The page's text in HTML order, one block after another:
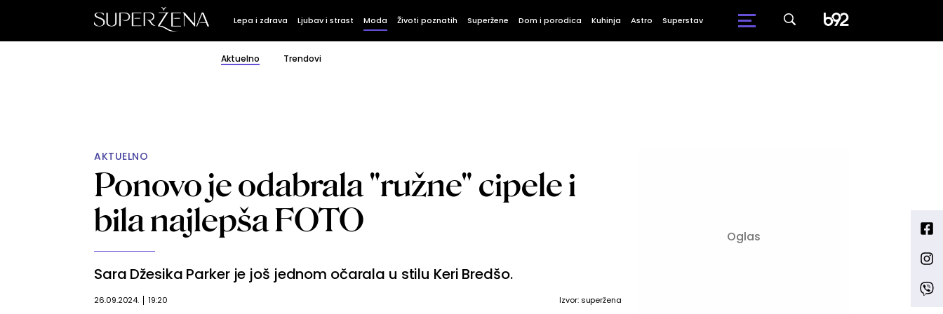
Lepa i zdrava Ljubav i strast Moda Životi poznatih Superžene Dom i porodica Kuhinja Astro Superstav
Aktuelno Trendovi
AKTUELNO
Ponovo je odabrala "ružne" cipele i
bila najlepša FOTO
Sara Džesika Parker je još jednom očarala u stilu Keri Bredšo.
26.09.2024. 19:20 Izvor: superžena